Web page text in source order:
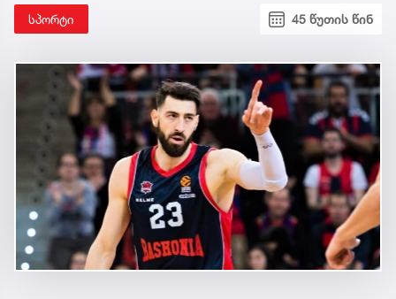
სპორტი 45 წუთის წინ